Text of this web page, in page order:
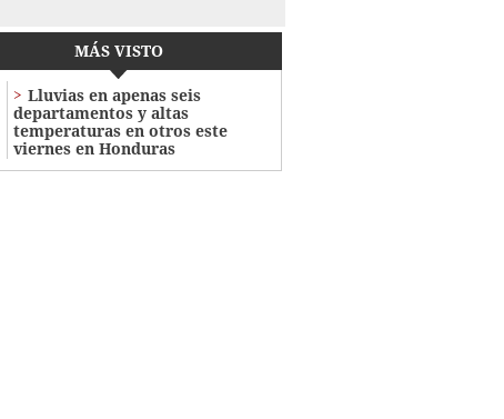
MÁS VISTO
Lluvias en apenas seis
departamentos y altas
temperaturas en otros este
viernes en Honduras